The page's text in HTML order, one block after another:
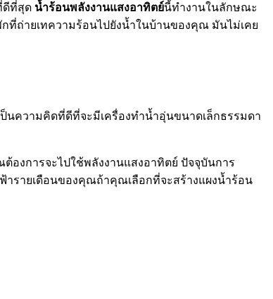
ดีที่สุด น้ำร้อนพลังงานแสงอาทิตย์นี้ทำงานในลักษณะ
ที่ถ่ายเทความร้อนไปยังน้ำในบ้านของคุณ มันไม่เคย
นความคิดที่ดีที่จะมีเครื่องทำน้ำอุ่นขนาดเล็กธรรมดา
งการจะไปใช้พลังงานแสงอาทิตย์ ปัจจุบันการ
ารายเดือนของคุณถ้าคุณเลือกที่จะสร้างแผงน้ำร้อน